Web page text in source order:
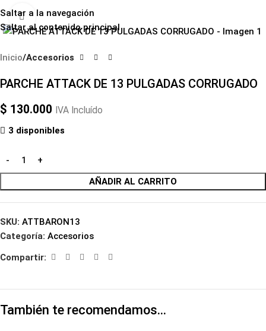
Saltar a la navegación
Saltar al contenido principal
Haga clic para ampliar
Inicio Accesorios
PARCHE ATTACK DE 13 PULGADAS CORRUGADO
$ 130.000 IVA Incluído
3 disponibles
AÑADIR AL CARRITO
SKU: ATTBARON13
Categoría: Accesorios
Compartir:
También te recomendamos…